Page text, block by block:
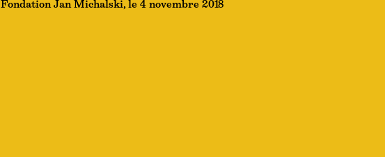
Fondation Jan Michalski, le 4 novembre 2018